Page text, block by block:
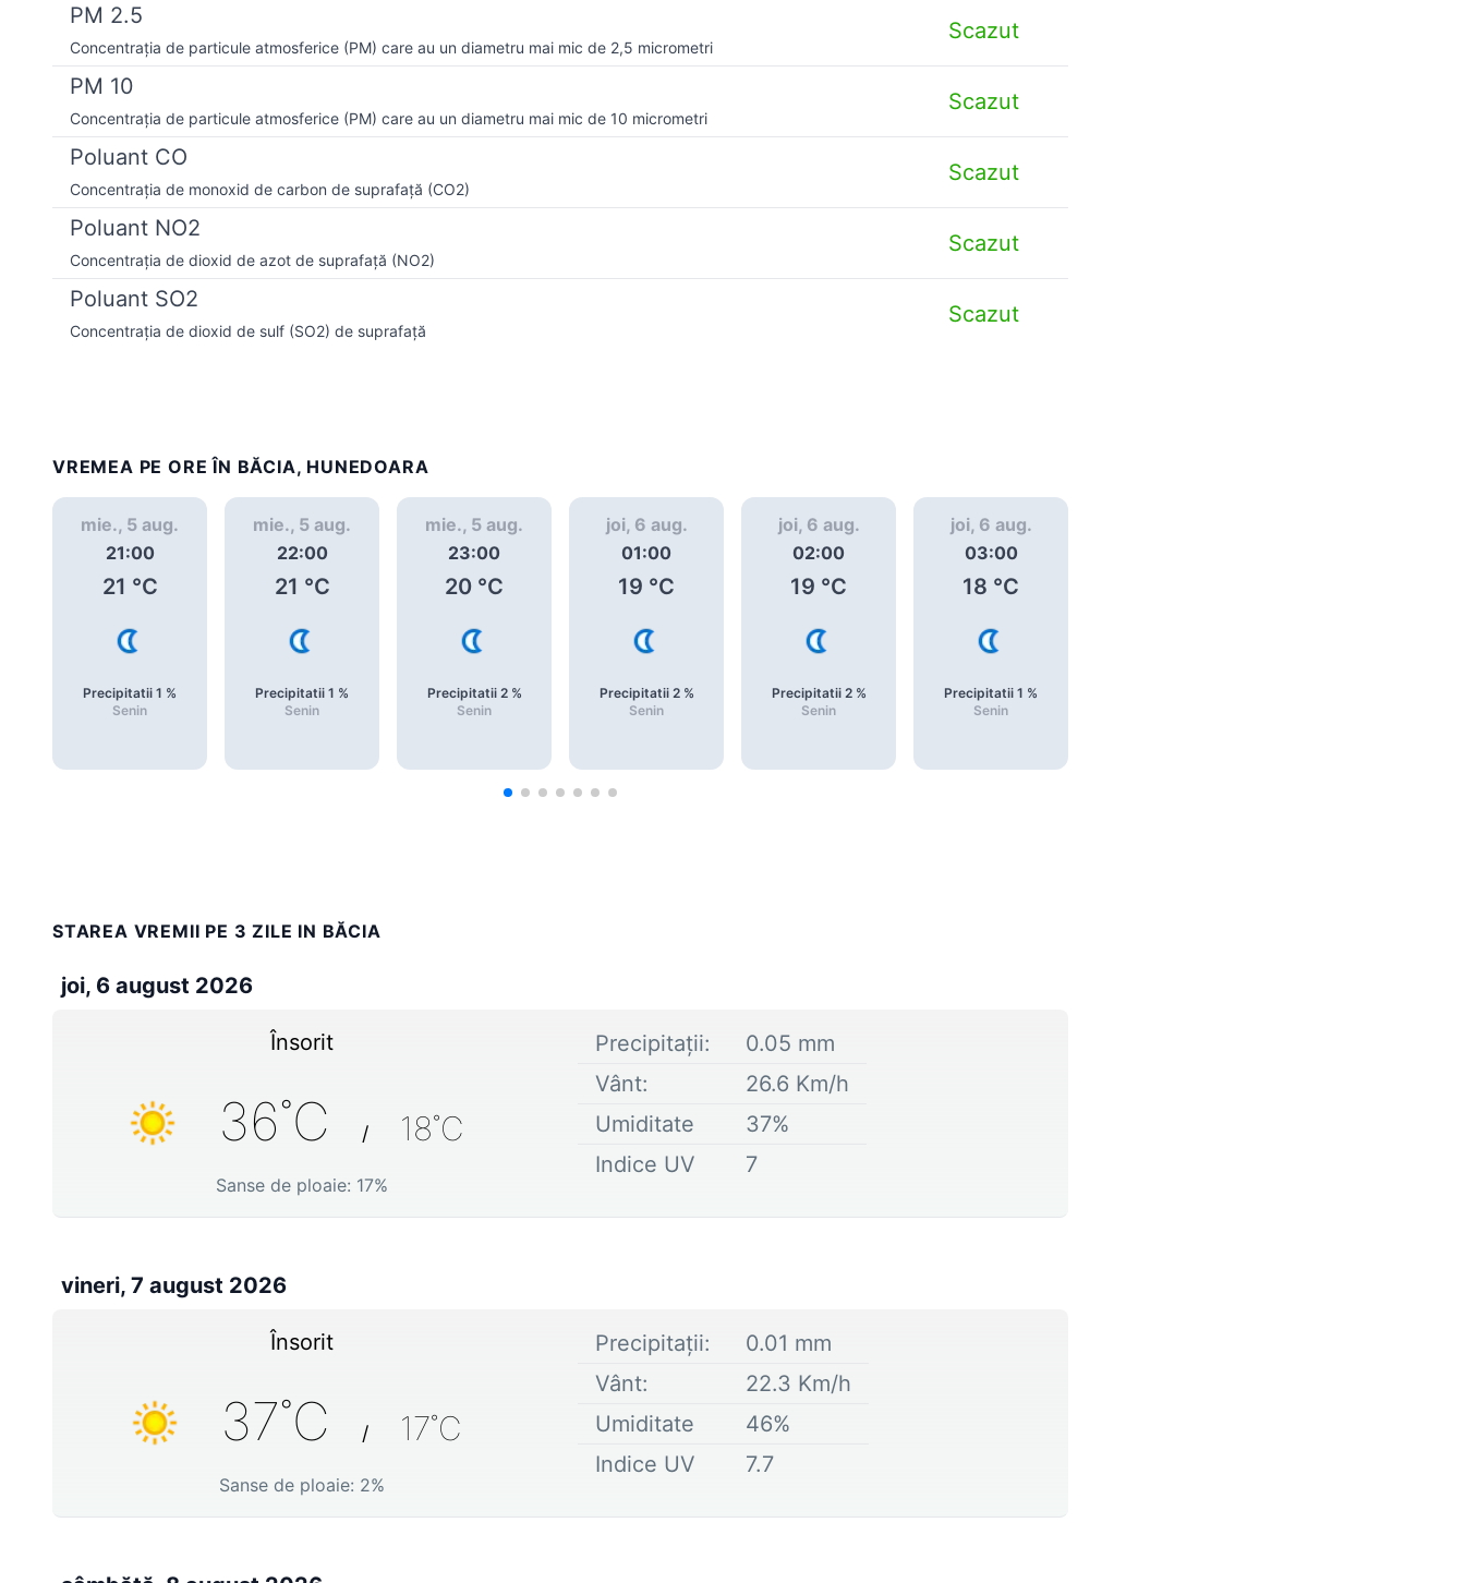
PM 2.5
Concentrația de particule atmosferice (PM) care au un diametru mai mic de 2,5 micrometri
Scazut
PM 10
Concentrația de particule atmosferice (PM) care au un diametru mai mic de 10 micrometri
Scazut
Poluant CO
Concentrația de monoxid de carbon de suprafață (CO2)
Scazut
Poluant NO2
Concentrația de dioxid de azot de suprafață (NO2)
Scazut
Poluant SO2
Concentrația de dioxid de sulf (SO2) de suprafață
Scazut
VREMEA PE ORE ÎN BĂCIA, HUNEDOARA
mie., 5 aug.
21:00
21 °C
Precipitatii 1 %
Senin
mie., 5 aug.
22:00
21 °C
Precipitatii 1 %
Senin
mie., 5 aug.
23:00
20 °C
Precipitatii 2%
Senin
joi, 6 aug.
01:00
19 °C
Precipitatii 2%
Senin
joi, 6 aug.
02:00
19 °C
Precipitatii 2%
Senin
joi, 6 aug.
03:00
18 °C
Precipitatii 1 %
Senin
STAREA VREMII PE 3 ZILE IN BĂCIA
joi, 6 august 2026
Însorit
36˚C / 18˚C
Sanse de ploaie: 17%
Precipitații: 0.05 mm
Vânt:
26.6 Km/h
Umiditate
37%
Indice UV
7
vineri, 7 august 2026
Însorit
37˚C / 17˚C
Sanse de ploaie: 2%
Precipitații: 0.01 mm
Vânt:
22.3 Km/h
Umiditate
46%
Indice UV
7.7